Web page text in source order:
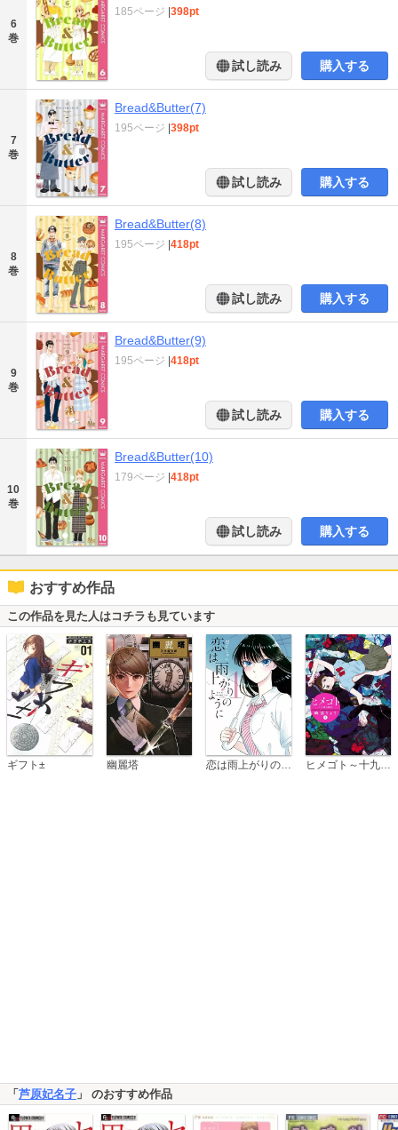
6
巻
185ページ 398pt
試し読み 購入する
7
巻
Bread&Butter(7)
195ページ 398pt
試し読み 購入する
8
巻
Bread&Butter(8)
195ページ 418pt
試し読み 購入する
9
巻
Bread&Butter(9)
195ページ 418pt
試し読み 購入する
10
巻
Bread&Butter(10)
179ページ 418pt
試し読み 購入する
おすすめ作品
この作品を見た人はコチラも見ています
ギフト± 幽麗塔 恋は雨上がりのように ヒメゴト～十九歳の制服～
「 芦原妃名子 」 のおすすめ作品